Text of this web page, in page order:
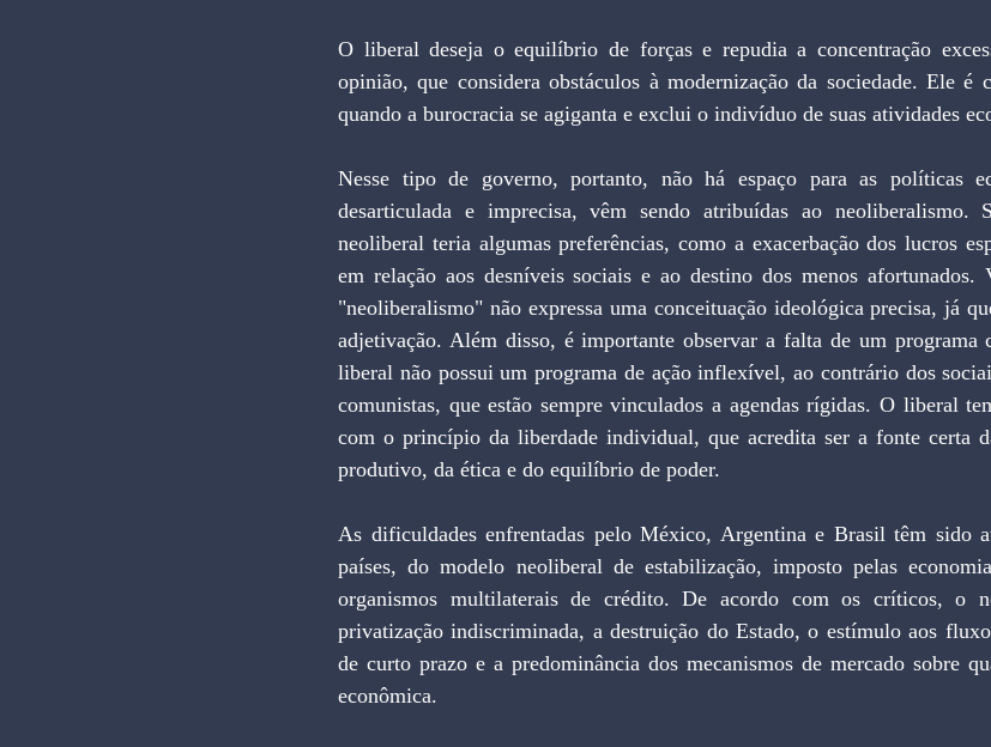
O liberal deseja o equilíbrio de forças e repudia a concentração
opinião, que considera obstáculos à modernização da sociedade. Ele é
quando a burocracia se agiganta e exclui o indivíduo de suas atividades
Nesse tipo de governo, portanto, não há espaço para as políticas
desarticulada e imprecisa, vêm sendo atribuídas ao neoliberalismo.
neoliberal teria algumas preferências, como a exacerbação dos lucros
em relação aos desníveis sociais e ao destino dos menos afortunados.
"neoliberalismo" não expressa uma conceituação ideológica precisa, já
adjetivação. Além disso, é importante observar a falta de um programa
liberal não possui um programa de ação inflexível, ao contrário dos
comunistas, que estão sempre vinculados a agendas rígidas. O liberal
com o princípio da liberdade individual, que acredita ser a fonte certa
produtivo, da ética e do equilíbrio de poder.
As dificuldades enfrentadas pelo México, Argentina e Brasil têm sido
países, do modelo neoliberal de estabilização, imposto pelas
organismos multilaterais de crédito. De acordo com os críticos, o
privatização indiscriminada, a destruição do Estado, o estímulo aos
de curto prazo e a predominância dos mecanismos de mercado sobre
econômica.